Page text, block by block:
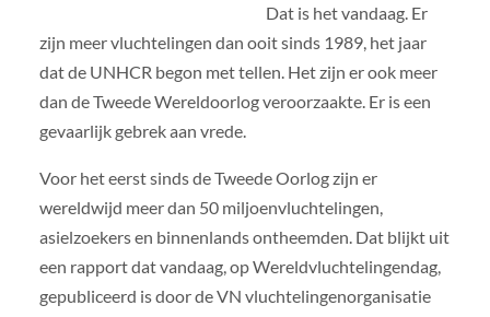
Dat is het vandaag. Er
zijn meer vluchtelingen dan ooit sinds 1989, het jaar
dat de UNHCR begon met tellen. Het zijn er ook meer
dan de Tweede Wereldoorlog veroorzaakte. Er is een
gevaarlijk gebrek aan vrede.
Voor het eerst sinds de Tweede Oorlog zijn er
wereldwijd meer dan 50 miljoenvluchtelingen,
asielzoekers en binnenlands ontheemden. Dat blijkt uit
een rapport dat vandaag, op Wereldvluchtelingendag,
gepubliceerd is door de VN vluchtelingenorganisatie